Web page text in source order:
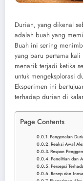
Durian, yang dikenal
adalah buah yang
Buah ini sering
yang baru pertama kali
menarik terjadi ketika
untuk mengeksplorasi
Eksperimen ini
terhadap durian di
Page Contents
Pengenalan
Reaksi Awal
Respon
Penelitian dan
Persepsi
Resep dan